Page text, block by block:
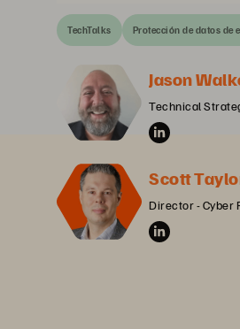
TechTalks Protección de datos de
Jason
Technical
Scott
Director - Cyber